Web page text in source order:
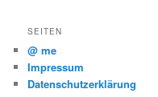
SEITEN
@ me
Impressum
Datenschutzerklärung